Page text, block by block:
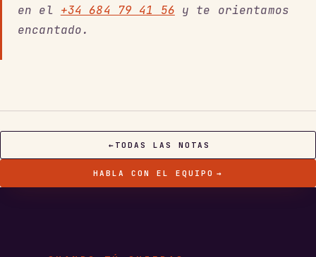
en el +34 684 79 41 56 y te orientamos
encantado.
← TODAS LAS NOTAS
HABLA CON EL EQUIPO →